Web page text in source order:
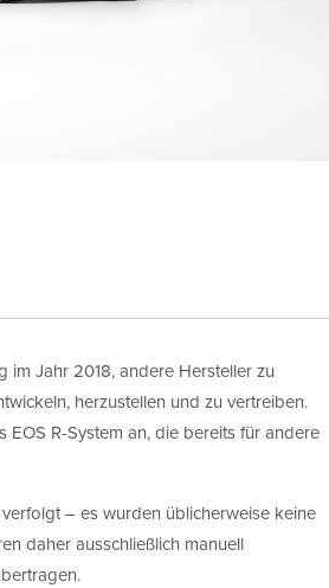
im Jahr 2018, andere Hersteller zu
herzustellen und zu vertreiben.
R-System an, die bereits für andere
– es wurden üblicherweise keine
daher ausschließlich manuell